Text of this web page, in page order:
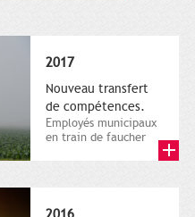
2017
Nouveau transfert
de compétences.
Employés municipaux
en train de faucher